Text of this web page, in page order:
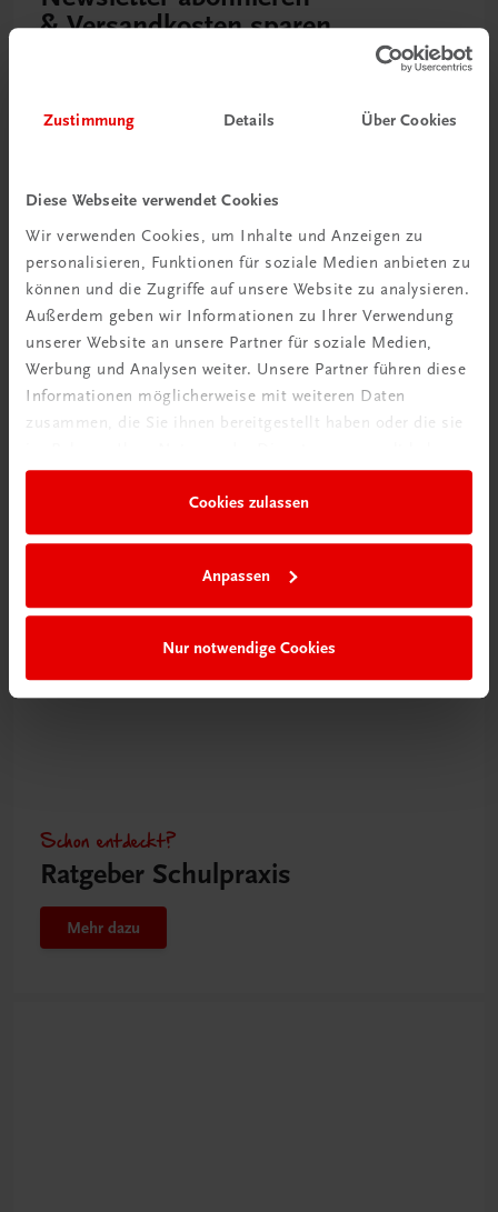
Zustimmung Details Über Cookies
Diese Webseite verwendet Cookies
Wir verwenden Cookies, um Inhalte und Anzeigen zu
personalisieren, Funktionen für soziale Medien anbieten zu
können und die Zugriffe auf unsere Website zu analysieren.
Außerdem geben wir Informationen zu Ihrer Verwendung
unserer Website an unsere Partner für soziale Medien,
Werbung und Analysen weiter. Unsere Partner führen diese
Informationen möglicherweise mit weiteren Daten
zusammen, die Sie ihnen bereitgestellt haben oder die sie
Cookies zulassen
Anpassen
Nur notwendige Cookies
& Versandkosten sparen
Neu zur DigiBox
Videos mit
Schon entdeckt?
Ratgeber Schulpraxis
Mehr dazu